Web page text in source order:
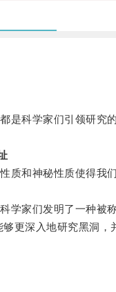
科学家们引领研究的
和神秘性质使得我
家们发明了一种被称
够更深入地研究黑洞，